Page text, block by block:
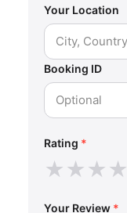
Your Location
Booking ID
Rating *
★★★★
Your Review *